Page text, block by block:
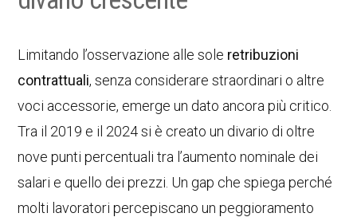
Limitando l’osservazione alle sole retribuzioni
contrattuali, senza considerare straordinari o altre
voci accessorie, emerge un dato ancora più critico.
Tra il 2019 e il 2024 si è creato un divario di oltre
nove punti percentuali tra l’aumento nominale dei
salari e quello dei prezzi. Un gap che spiega perché
molti lavoratori percepiscano un peggioramento